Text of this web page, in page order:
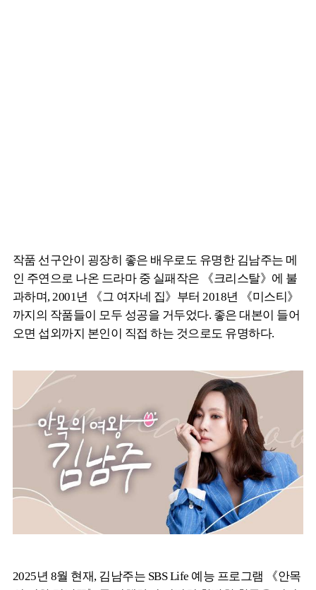
작품 선구안이 굉장히 좋은 배우로도 유명한 김남주는 메
인 주연으로 나온 드라마 중 실패작은 《크리스탈》에 불
과하며, 2001년 《그 여자네 집》부터 2018년 《미스티》
까지의 작품들이 모두 성공을 거두었다. 좋은 대본이 들어
오면 섭외까지 본인이 직접 하는 것으로도 유명하다.
2025년 8월 현재, 김남주는 SBS Life 예능 프로그램 《안목